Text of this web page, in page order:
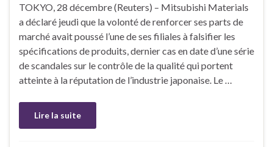
TOKYO, 28 décembre (Reuters) – Mitsubishi Materials
a déclaré jeudi que la volonté de renforcer ses parts de
marché avait poussé l’une de ses filiales à falsifier les
spécifications de produits, dernier cas en date d’une série
de scandales sur le contrôle de la qualité qui portent
atteinte à la réputation de l’industrie japonaise. Le …
Lire la suite